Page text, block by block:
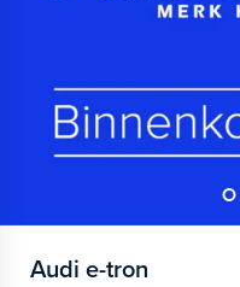
Audi e-tron